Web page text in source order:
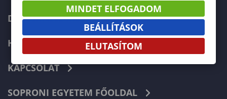
DOKUMENTUMOK
HÍREK
KAPCSOLAT
SOPRONI EGYETEM FŐOLDAL
MINDET ELFOGADOM
BEÁLLÍTÁSOK
ELUTASÍTOM